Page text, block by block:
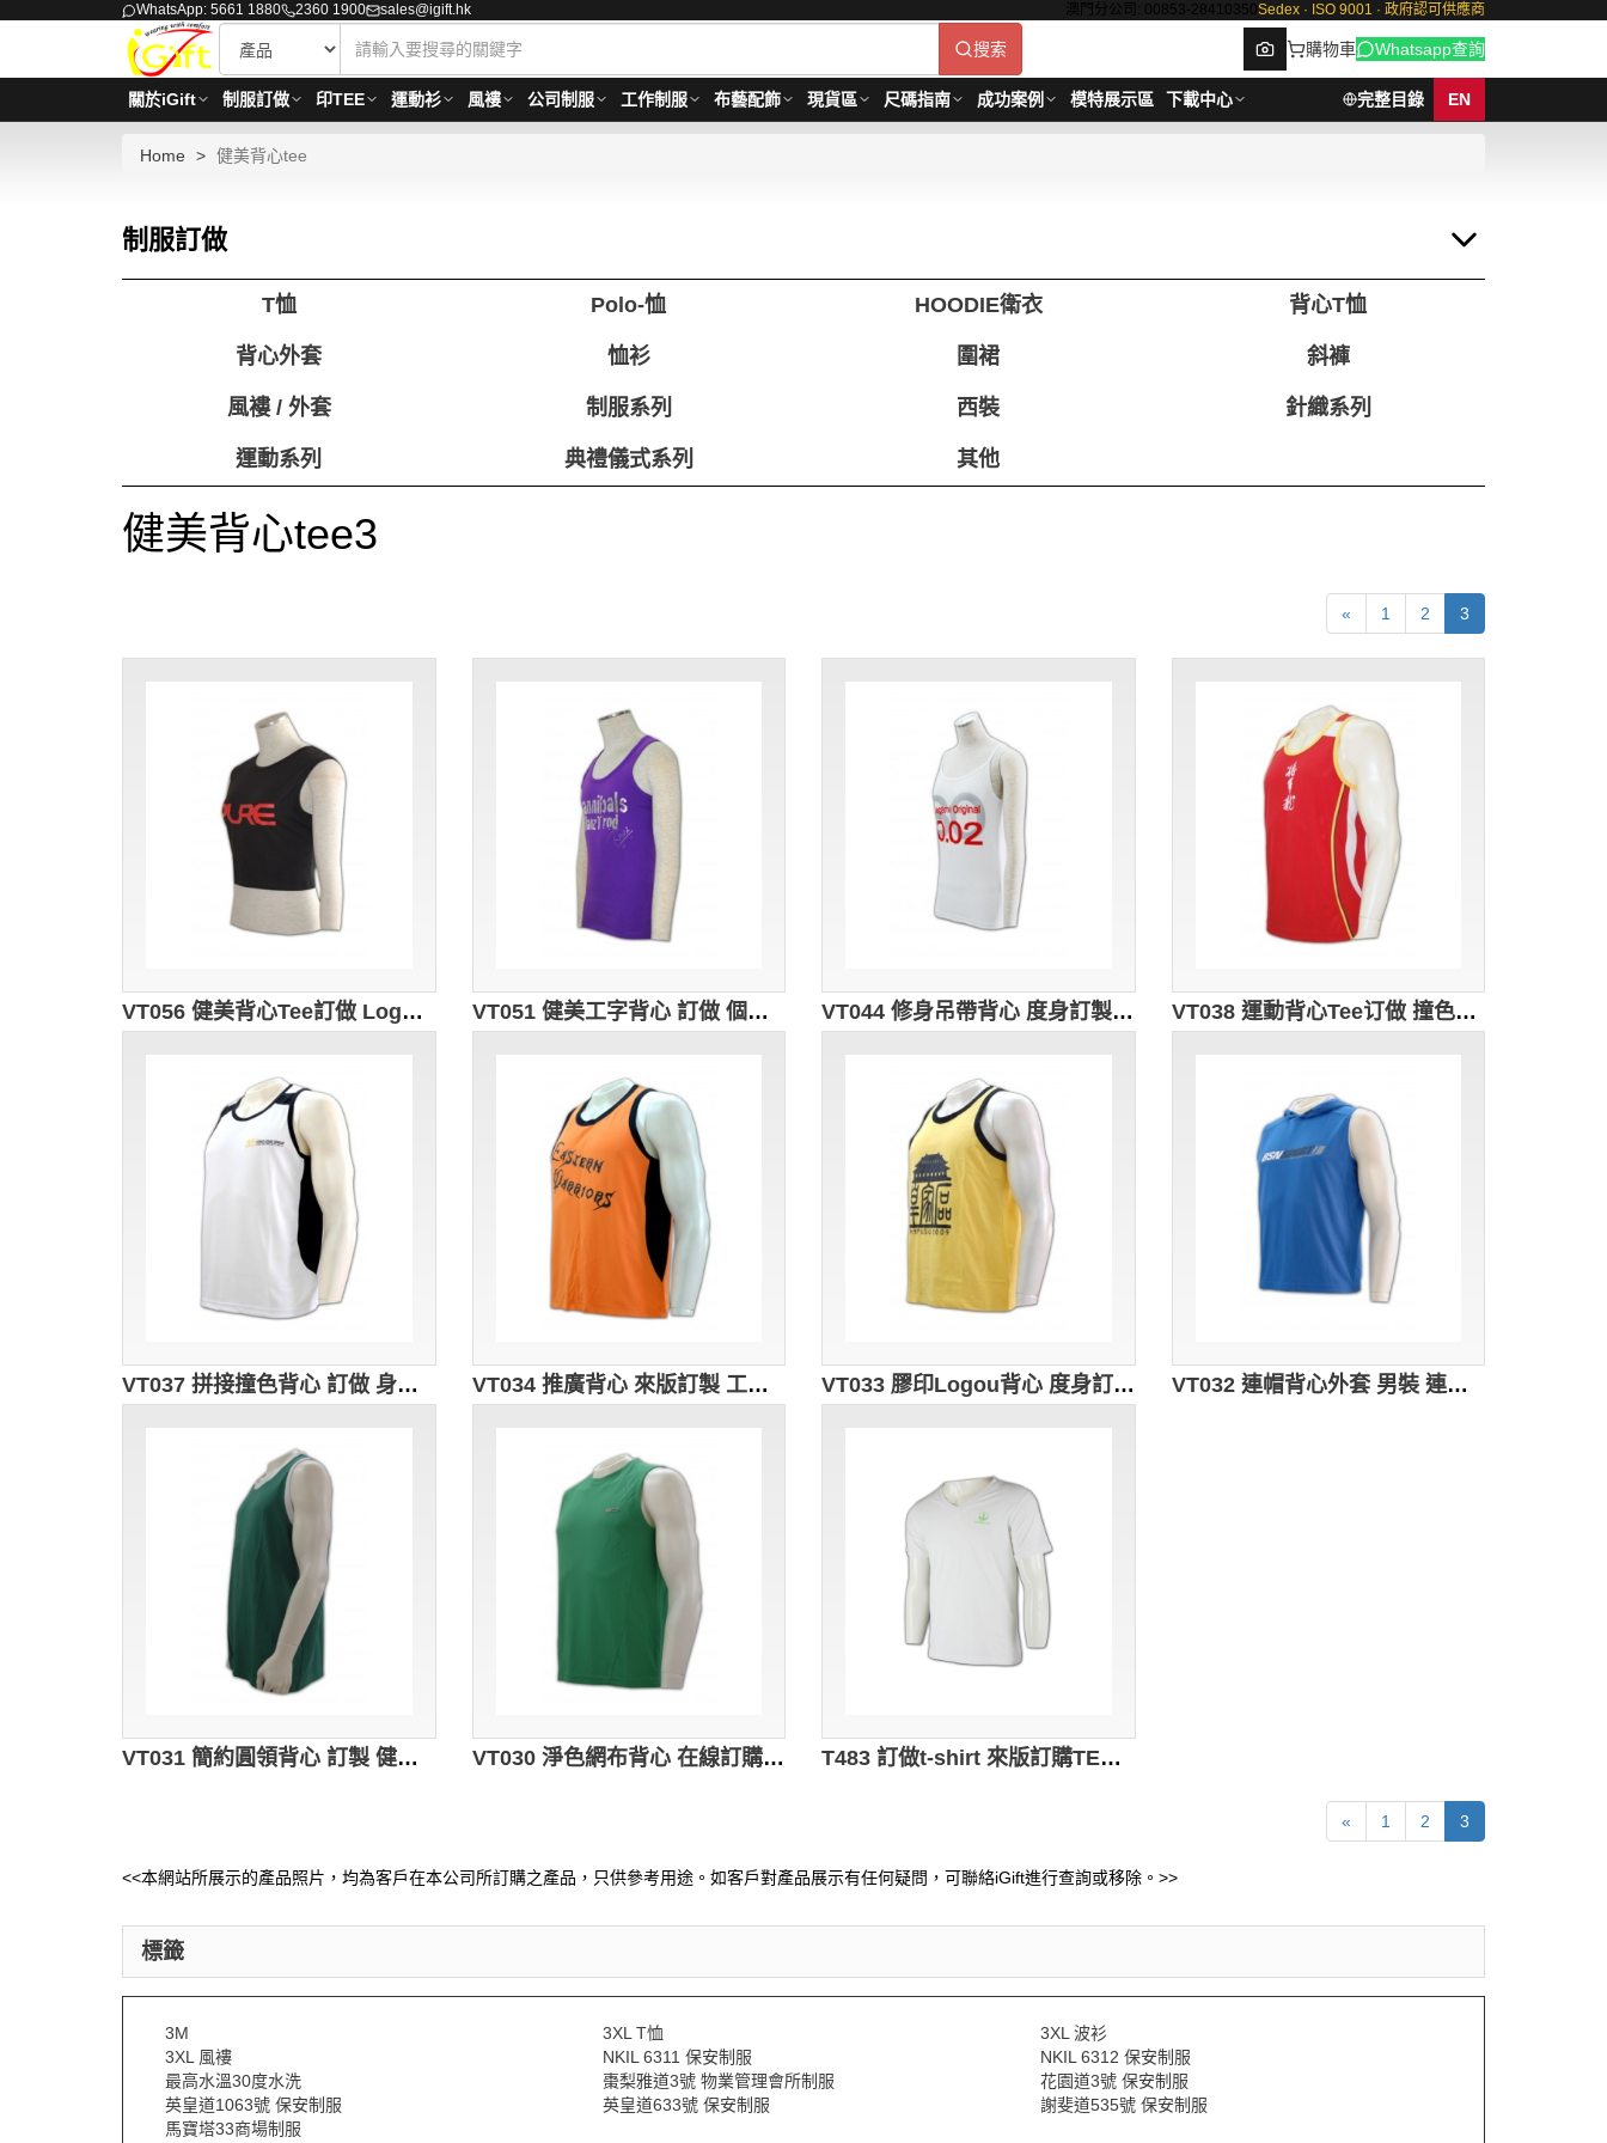
WhatsApp: 5661 1880 2360 1900 sales@igift.hk 澳門分公司: 00853-28410350 Sedex · ISO 9001 · 政府認可供應商
搜索 購物車 Whatsapp查詢
關於iGift 制服訂做 印TEE 運動衫 風褸 公司制服 工作制服 布藝配飾 現貨區 尺碼指南 成功案例 模特展示區 下載中心 完整目錄 EN
Home 健美背心tee
制服訂做
T恤 Polo-恤 HOODIE衛衣 背心T恤
背心外套 恤衫 圍裙 斜褲
風褸 / 外套 制服系列 西裝 針織系列
運動系列 典禮儀式系列 其他
健美背心tee3
« 1 2 3
VT056 健美背心Tee訂做 Logo背心印製 背心度身訂造 專營背心公司 黑色 VT051 健美工字背心 訂做 個性字母燙畫背心 背心款式 背心生產商 紫色 VT044 修身吊帶背心 度身訂製 雙層印花背心 背心香港公司 白色 VT038 運動背心Tee订做 撞色背心 背心設計 背心專門店 紅色
VT037 拼接撞色背心 訂做 身印花背心 背心供應商 白色 VT034 推廣背心 來版訂製 工字背心 背心設計 背心批發商 橙色 VT033 膠印Logou背心 度身訂做 包邊撞色背心 背心香港製造 黃色 VT032 連帽背心外套 男裝 連帽背心 個性訂製 運動背心 背心選擇 背心公司 天空藍
VT031 簡約圓領背心 訂製 健身背心款式 背心廠家 墨綠色 VT030 淨色網布背心 在線訂購 Logo背心 背心個性訂造 背心生產商 綠色 T483 訂做t-shirt 來版訂購TEE 設計t-shirt專門店 T恤供應商 白色
« 1 2 3
<<本網站所展示的產品照片，均為客戶在本公司所訂購之產品，只供參考用途。如客戶對產品展示有任何疑問，可聯絡iGift進行查詢或移除。>>
標籤
3M 3XL T恤
3XL 波衫
3XL 風褸
NKIL 6311 保安制服
NKIL 6312 保安制服
最高水溫30度水洗
棗梨雅道3號 物業管理會所制服
花園道3號 保安制服
英皇道1063號 保安制服
英皇道633號 保安制服
謝斐道535號 保安制服
馬寶塔33商場制服